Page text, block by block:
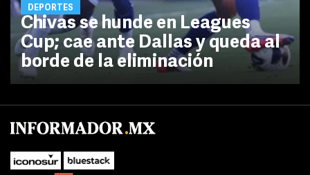
DEPORTES
Chivas se hunde en Leagues
Cup; cae ante Dallas y queda al
borde de la eliminación